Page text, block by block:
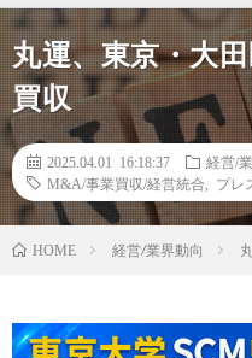
丸運、東京・大
買収
2025.04.01 16:18:37
経営/
M&A/事業買収/経営統合
プレ
HOME 経営/業界動向